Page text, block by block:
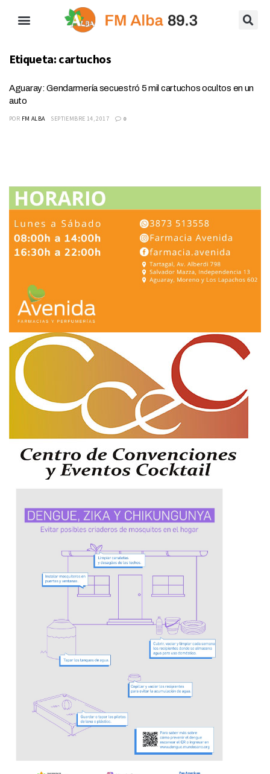
Etiqueta: cartuchos
Aguaray: Gendarmería secuestró 5 mil cartuchos ocultos en un
auto
POR FM ALBA SEPTIEMBRE 14, 2017 0